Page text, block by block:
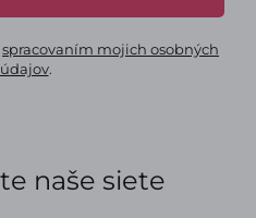
spracovaním mojich osobných
údajov.
naše siete